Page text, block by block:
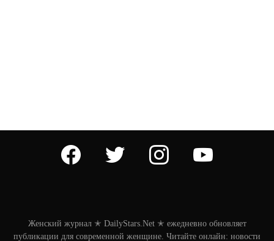
facebook twitter instagram youtube
Женский журнал ✭ DailyStars.Net ✭ ежедневно обновляет
публикации для современной женщине. Читайте онлайн: новости